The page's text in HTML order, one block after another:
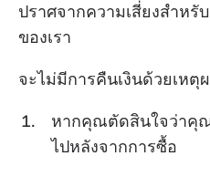
ปราศจากความเสี่ยงสำหรั
ของเรา
จะไม่มีการคืนเงินด้วยเหตุ
หากคุณตัดสินใจว่าคุ
ไปหลังจากการซื้อ